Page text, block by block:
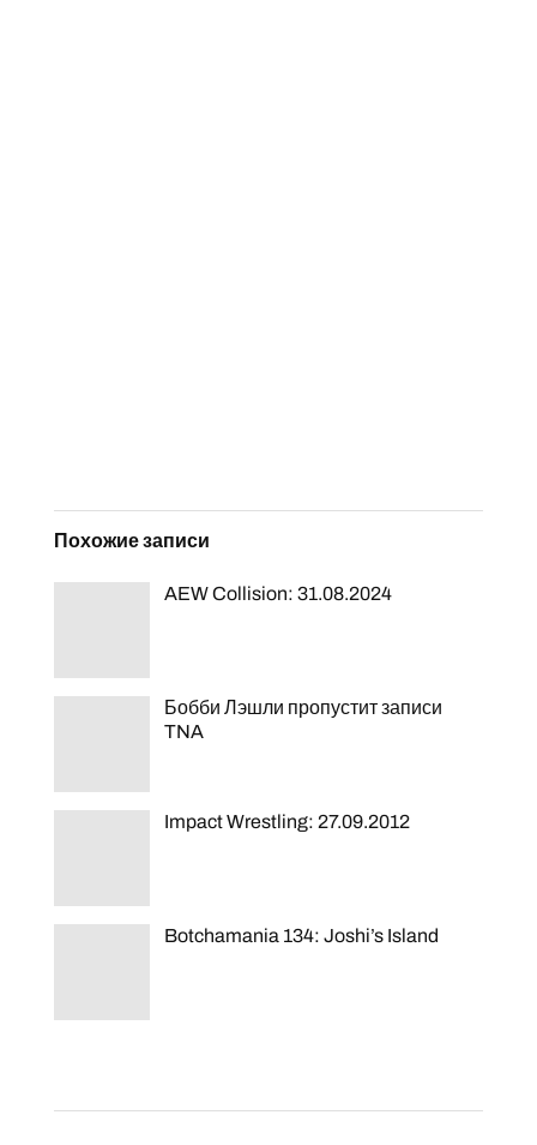
Похожие записи
AEW Collision: 31.08.2024
Бобби Лэшли пропустит записи
TNA
Impact Wrestling: 27.09.2012
Botchamania 134: Joshi’s Island